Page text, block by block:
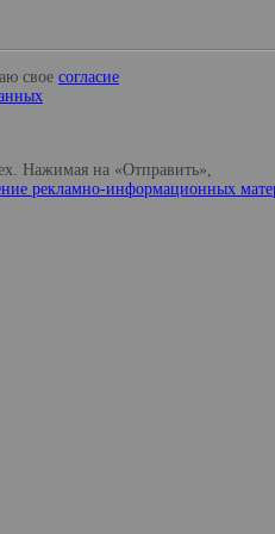
свое согласие
Нажимая на «Отправить»,
рекламно-информационных